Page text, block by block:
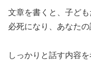
文章を書くと、子ど
必死になり、あなた
しっかりと話す内容